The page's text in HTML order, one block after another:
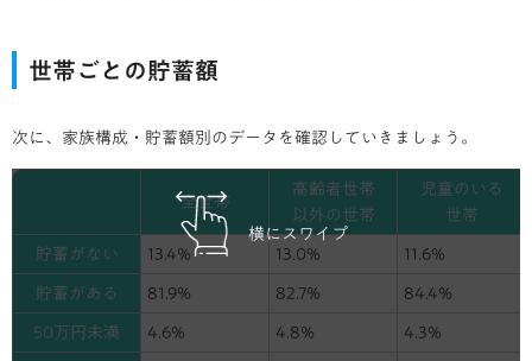
世帯ごとの貯蓄額
次に、家族構成・貯蓄額別のデータを確認していきましょう。
全世帯
高齢者世帯
以外の世帯
児童のいる
世帯
貯蓄がない 13.4% 13.0% 11.6%
貯蓄がある 81.9% 82.7% 84.4%
50万円未満 4.6% 4.8% 4.3%
横にスワイプ